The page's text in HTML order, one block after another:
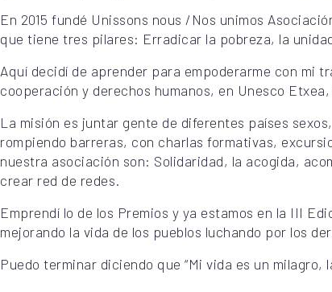
En 2015 fundé Unissons nous /Nos unimos
que tiene tres pilares: Erradicar la pobreza, la
Aquí decidí de aprender para empoderarme con mi
cooperación y derechos humanos, en Unesco
La misión es juntar gente de diferentes países
rompiendo barreras, con charlas formativas,
nuestra asociación son: Solidaridad, la acogida,
crear red de redes.
Emprendí lo de los Premios y ya estamos en la III
mejorando la vida de los pueblos luchando por los
Puedo terminar diciendo que “Mi vida es un